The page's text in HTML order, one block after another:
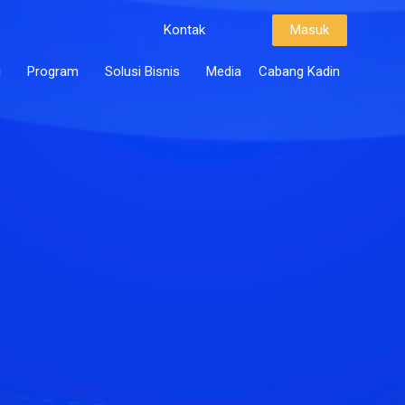
Kontak Masuk
Program Solusi Bisnis Media Cabang Kadin